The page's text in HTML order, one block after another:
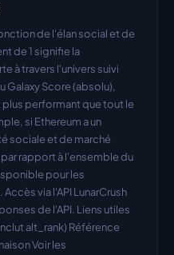
de l'élan social et de
de 1 signifie la
à travers l'univers suivi
Galaxy Score (absolu),
plus performant que tout le
si Ethereum a un
sociale et de marché
rapport à l'ensemble du
pour les
via l'API LunarCrush
de l'API. Liens utiles
alt_rank) Référence
Voir les